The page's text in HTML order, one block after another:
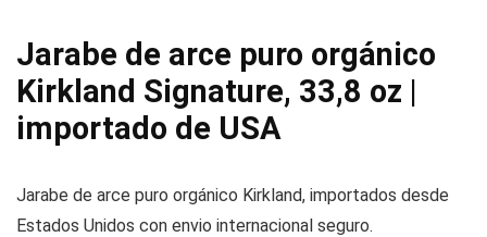
Jarabe de arce puro orgánico
Kirkland Signature, 33,8 oz |
importado de USA
Jarabe de arce puro orgánico Kirkland, importados desde
Estados Unidos con envio internacional seguro.